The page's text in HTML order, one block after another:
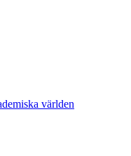
världen